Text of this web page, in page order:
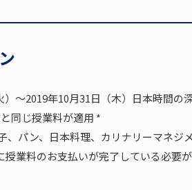
～2019年10月31日（木）日本時間の
同じ授業料が適用 *
、パン、日本料理、カリナリーマネジ
業料のお支払いが完了している必要